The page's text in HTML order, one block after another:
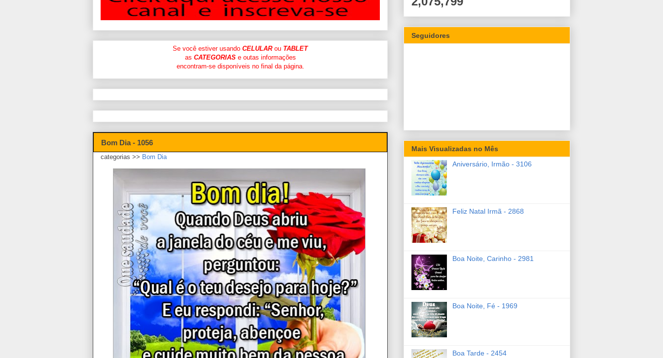
Se você estiver usando CELULARou TABLET
as CATEGORIASe outas informações
encontram-se disponíveis no final da página.
Bom Dia - 1056
categorias >> Bom Dia
Seguidores
Mais Visualizadas no Mês
Aniversário, Irmão - 3106
Feliz Natal Irmã - 2868
Boa Noite, Carinho - 2981
Boa Noite, Fé - 1969
Boa Tarde - 2454